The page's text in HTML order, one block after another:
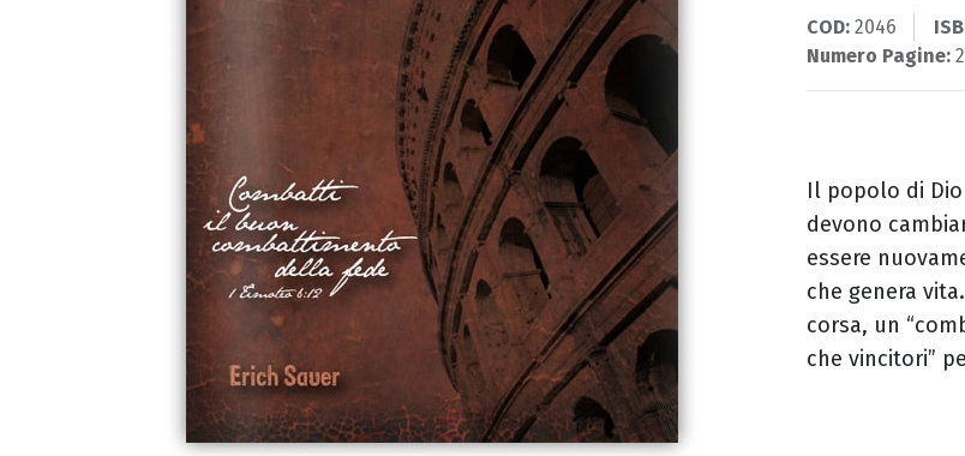
COD: 2046
Numero Pagine:
Il popolo di
devono
essere
che genera
corsa, un
che vincitori”